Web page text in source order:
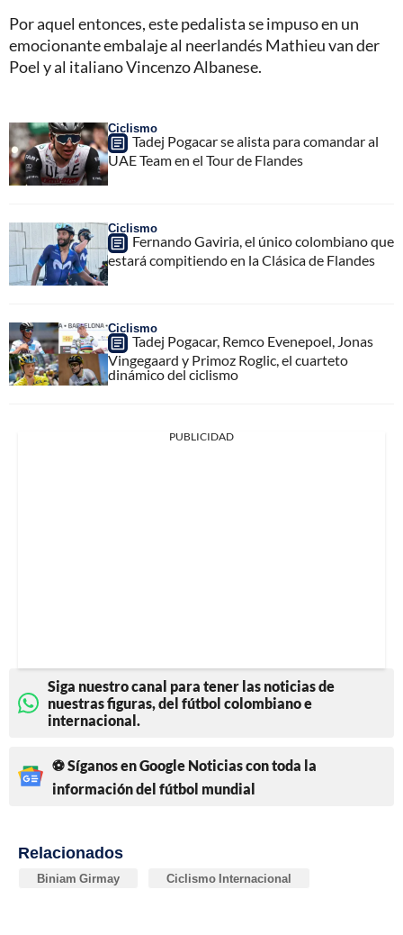
Por aquel entonces, este pedalista se impuso en un
emocionante embalaje al neerlandés Mathieu van der
Poel y al italiano Vincenzo Albanese.
Ciclismo
Tadej Pogacar se alista para comandar al
UAE Team en el Tour de Flandes
Ciclismo
Fernando Gaviria, el único colombiano que
estará compitiendo en la Clásica de Flandes
Ciclismo
Tadej Pogacar, Remco Evenepoel, Jonas
Vingegaard y Primoz Roglic, el cuarteto
dinámico del ciclismo
PUBLICIDAD
Siga nuestro canal para tener las noticias de
nuestras figuras, del fútbol colombiano e
internacional.
⚽ Síganos en Google Noticias con toda la
información del fútbol mundial
Relacionados
Biniam Girmay Ciclismo Internacional